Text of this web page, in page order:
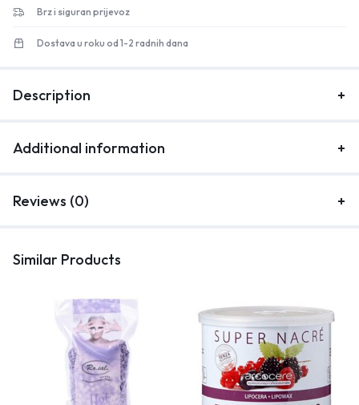
Brz i siguran prijevoz
Dostava u roku od 1-2 radnih dana
Description
Additional information
Reviews (0)
Similar Products